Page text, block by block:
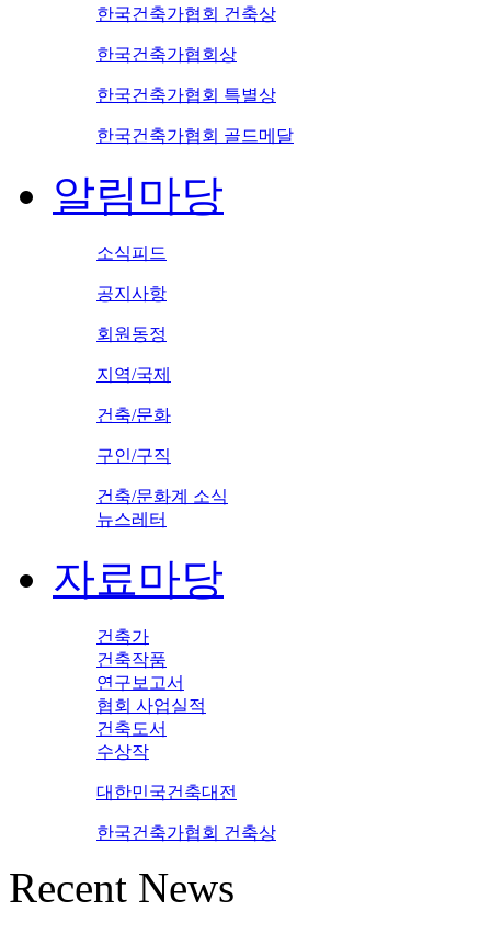
한국건축가협회 건축상
한국건축가협회상
한국건축가협회 특별상
한국건축가협회 골드메달
알림마당
소식피드
공지사항
회원동정
지역/국제
건축/문화
구인/구직
건축/문화계 소식
뉴스레터
자료마당
건축가
건축작품
연구보고서
협회 사업실적
건축도서
수상작
대한민국건축대전
한국건축가협회 건축상
Recent News